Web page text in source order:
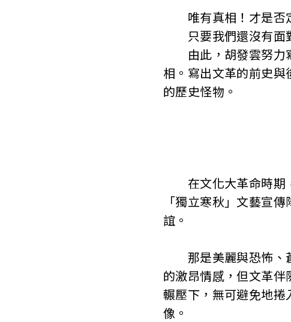
唯有真相！才是否
只要我們還沒有面對
由此，胡發雲努力
相。寫出文革的前史
的歷史怪物。
在文化大革命時期
「獨立寒秋」文藝宣
誼。
那是美麗與恐怖、
的激昂情感，但文革
輾壓下，無可避免地
像。